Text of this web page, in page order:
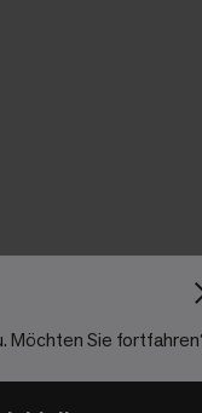
Möchten Sie